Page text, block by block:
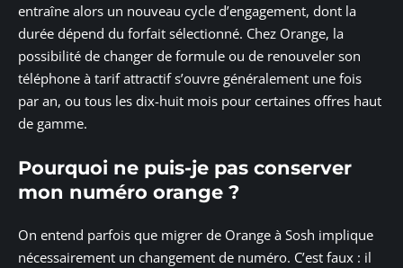
entraîne alors un nouveau cycle d’engagement, dont la
durée dépend du forfait sélectionné. Chez Orange, la
possibilité de changer de formule ou de renouveler son
téléphone à tarif attractif s’ouvre généralement une fois
par an, ou tous les dix-huit mois pour certaines offres haut
de gamme.
Pourquoi ne puis-je pas conserver
mon numéro orange ?
On entend parfois que migrer de Orange à Sosh implique
nécessairement un changement de numéro. C’est faux : il